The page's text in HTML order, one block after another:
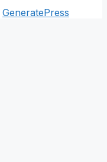
GeneratePress